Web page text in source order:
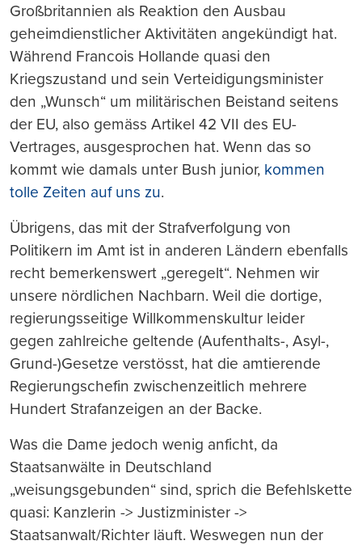
Großbritannien als Reaktion den Ausbau
geheimdienstlicher Aktivitäten angekündigt hat.
Während Francois Hollande quasi den
Kriegszustand und sein Verteidigungsminister
den „Wunsch“ um militärischen Beistand seitens
der EU, also gemäss Artikel 42 VII des EU-
Vertrages, ausgesprochen hat. Wenn das so
kommt wie damals unter Bush junior, kommen
tolle Zeiten auf uns zu.
Übrigens, das mit der Strafverfolgung von
Politikern im Amt ist in anderen Ländern ebenfalls
recht bemerkenswert „geregelt“. Nehmen wir
unsere nördlichen Nachbarn. Weil die dortige,
regierungsseitige Willkommenskultur leider
gegen zahlreiche geltende (Aufenthalts-, Asyl-,
Grund-)Gesetze verstösst, hat die amtierende
Regierungschefin zwischenzeitlich mehrere
Hundert Strafanzeigen an der Backe.
Was die Dame jedoch wenig anficht, da
Staatsanwälte in Deutschland
„weisungsgebunden“ sind, sprich die Befehlskette
quasi: Kanzlerin -> Justizminister ->
Staatsanwalt/Richter läuft. Weswegen nun der